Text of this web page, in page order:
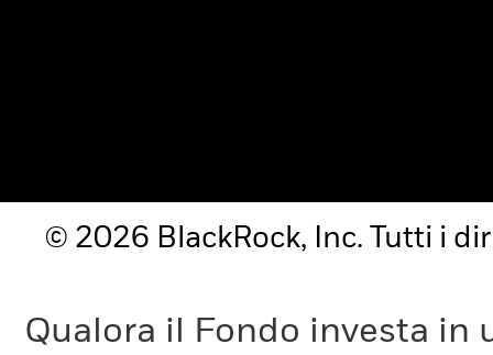
© 2026 BlackRock, Inc. Tutti i
Qualora il Fondo investa in